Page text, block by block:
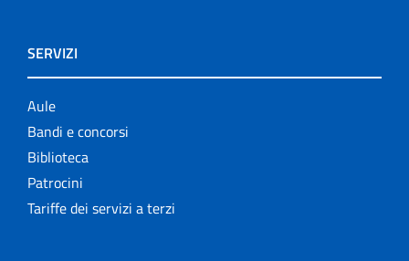
SERVIZI
Aule
Bandi e concorsi
Biblioteca
Patrocini
Tariffe dei servizi a terzi